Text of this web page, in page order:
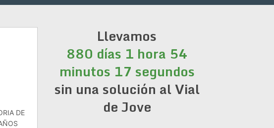
DE
Llevamos
880 días 1 hora 54
minutos 18 segundos
sin una solución al Vial
de Jove